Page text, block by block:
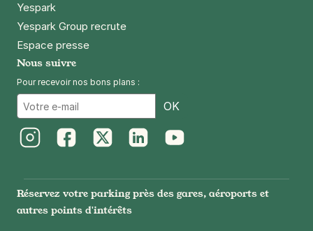
Yespark
Yespark Group recrute
Espace presse
Nous suivre
Pour recevoir nos bons plans :
OK
Réservez votre parking près des gares, aéroports et
autres points d'intérêts